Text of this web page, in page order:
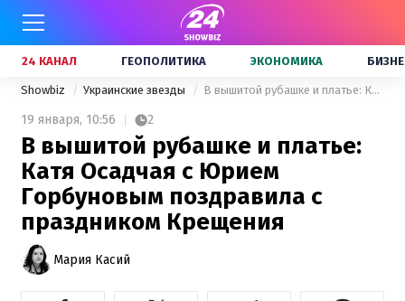
24 КАНАЛ ГЕОПОЛИТИКА ЭКОНОМИКА
Showbiz Украинские звезды В вышитой рубашке и платье: Катя Осадчая с Юрием Горбуновым поздравила с праздником Крещения
19 января, 10:56 2
В вышитой рубашке и платье:
Катя Осадчая с Юрием
Горбуновым поздравила с
праздником Крещения
Мария Касий